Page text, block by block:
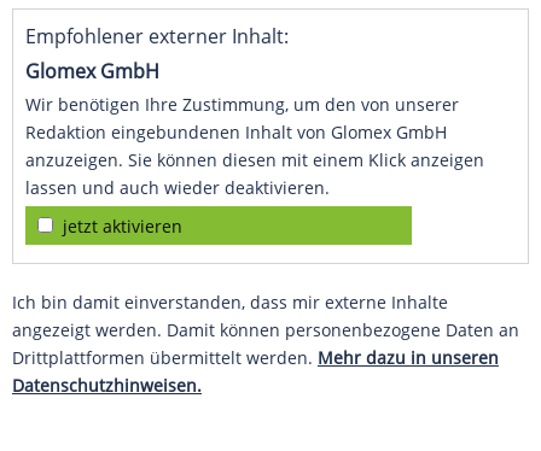
Empfohlener externer Inhalt:
Glomex GmbH
Wir benötigen Ihre Zustimmung, um den von unserer
Redaktion eingebundenen Inhalt von Glomex GmbH
anzuzeigen. Sie können diesen mit einem Klick anzeigen
lassen und auch wieder deaktivieren.
jetzt aktivieren
Ich bin damit einverstanden, dass mir externe Inhalte
angezeigt werden. Damit können personenbezogene Daten an
Drittplattformen übermittelt werden. Mehr dazu in unseren
Datenschutzhinweisen.